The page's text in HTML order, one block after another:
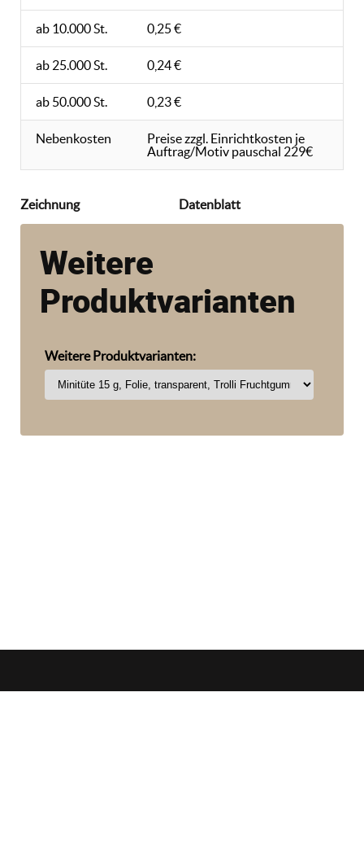
ab 10.000 St. 0,25 €
ab 25.000 St. 0,24 €
ab 50.000 St. 0,23 €
Nebenkosten
Preise zzgl. Einrichtkosten je
Auftrag/Motiv pauschal 229€
Zeichnung Datenblatt
Weitere
Produktvarianten
Weitere Produktvarianten: